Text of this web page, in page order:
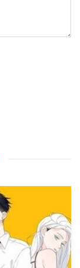
14/08/2025
14/08/2025
14/08/2025